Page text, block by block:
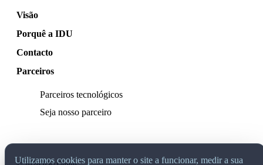
Visão
Porquê a IDU
Contacto
Parceiros
Parceiros tecnológicos
Seja nosso parceiro
Utilizamos cookies para manter o site a funcionar, medir a sua